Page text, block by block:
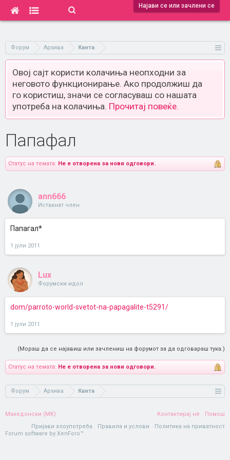
Најави се или зачлени се
Форум Архива Канта
Овој сајт користи колачиња неопходни за
неговото функционирање. Ако продолжиш да
го користиш, значи се согласуваш со нашата
употреба на колачиња. Прочитај повеќе.
Папафал
Статус на темата: Не е отворена за нови одговори.
ann666
Истакнат член
Папагал*
1 јули 2011
Lux
Форумски идол
dom/parroto-world-svetot-na-papagalite-t5291/
1 јули 2011
(Мораш да се најавиш или зачлениш на форумот за да одговараш тука.)
Статус на темата: Не е отворена за нови одговори.
Форум Архива Канта
Македонски (MK) Контактирај нè
Помош
Пријави злоупотреба
Правила и услови
Политика на приватност
Forum software by XenForo™